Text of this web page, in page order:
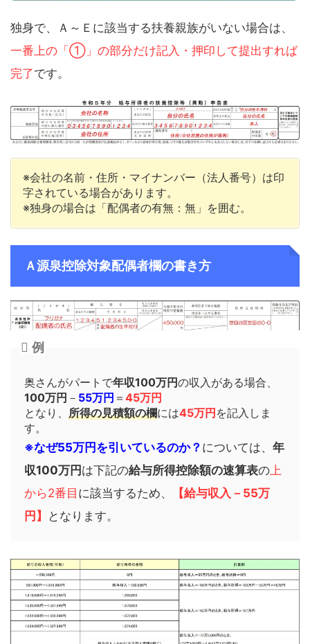
独身で、Ａ～Ｅに該当する扶養親族がいない場合は、
一番上の「①」の部分だけ記入・押印して提出すれば
完了です。
※会社の名前・住所・マイナンバー（法人番号）は印
字されている場合があります。
※独身の場合は「配偶者の有無：無」を囲む。
Ａ源泉控除対象配偶者欄の書き方
例
奥さんがパートで年収100万円の収入がある場合、
100万円 － 55万円 ＝ 45万円
となり、 所得の見積額の欄には45万円を記入しま
す。
※なぜ55万円を引いているのか？ については、 年
収100万円は下記の給与所得控除額の速算表の 上
から2番目 に該当するため、
【給与収入－55万
円】
となります。